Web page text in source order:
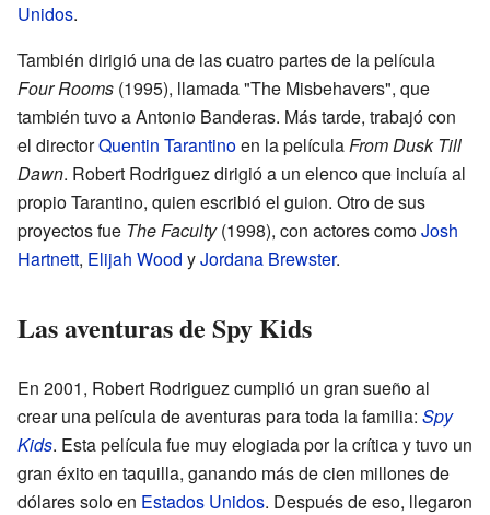
Unidos.
También dirigió una de las cuatro partes de la película
Four Rooms (1995), llamada "The Misbehavers", que
también tuvo a Antonio Banderas. Más tarde, trabajó con
el directorQuentin Tarantinoen la películaFrom Dusk Till
Dawn. Robert Rodriguez dirigió a un elenco que incluía al
propio Tarantino, quien escribió el guion. Otro de sus
proyectos fue The Faculty(1998), con actores comoJosh
Hartnett, Elijah Wood yJordana Brewster.
Las aventuras de Spy Kids
En 2001, Robert Rodriguez cumplió un gran sueño al
crear una película de aventuras para toda la familia: Spy
Kids. Esta película fue muy elogiada por la crítica y tuvo un
gran éxito en taquilla, ganando más de cien millones de
dólares solo en Estados Unidos. Después de eso, llegaron